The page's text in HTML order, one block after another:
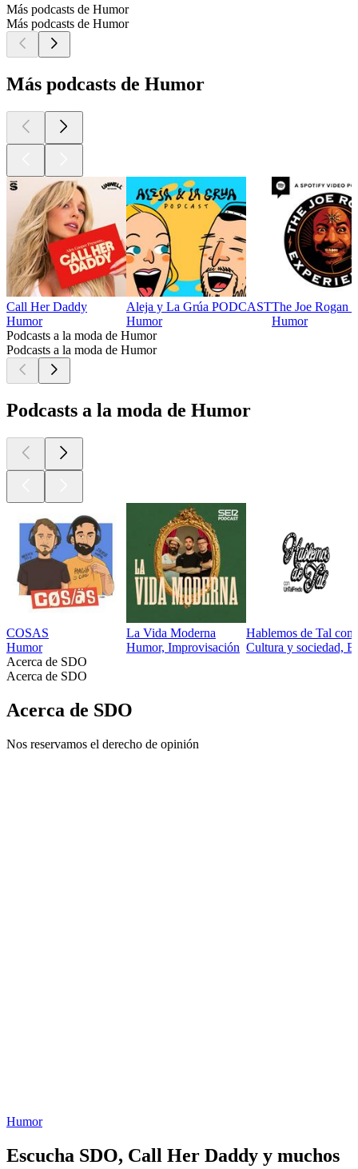
Más podcasts de Humor
Más podcasts de Humor
Más podcasts de Humor
Call Her Daddy
Humor
Aleja y La Grúa PODCAST
Humor
The Joe Rogan
Humor
Podcasts a la moda de Humor
Podcasts a la moda de Humor
Podcasts a la moda de Humor
COSAS
Humor
La Vida Moderna
Humor, Improvisación
Hablemos de Tal con
Cultura y sociedad,
Acerca de SDO
Acerca de SDO
Acerca de SDO
Nos reservamos el derecho de opinión
Humor
Escucha SDO, Call Her Daddy y muchos